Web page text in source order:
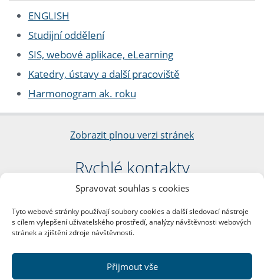
Spravovat souhlas s cookies
Tyto webové stránky používají soubory cookies a další sledovací nástroje
s cílem vylepšení uživatelského prostředí, analýzy návštěvnosti webových
stránek a zjištění zdroje návštěvnosti.
Přijmout vše
ENGLISH
Studijní oddělení
SIS, webové aplikace, eLearning
Katedry, ústavy a další pracoviště
Harmonogram ak. roku
Zobrazit plnou verzi stránek
Rychlé kontakty
Filozofická fakulta
nám. Jana Palacha 1/2
116 38 Praha 1
DIČ: CZ00216208